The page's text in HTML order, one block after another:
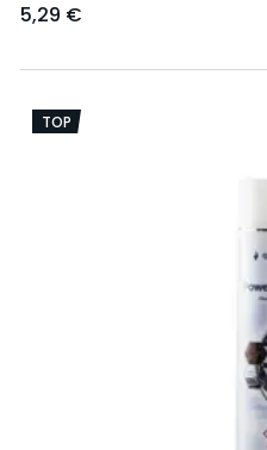
5,29 €
TOP